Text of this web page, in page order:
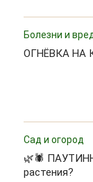
Болезни и
ОГНЁВКА НА
Сад и огород
🌿🕷
растения?